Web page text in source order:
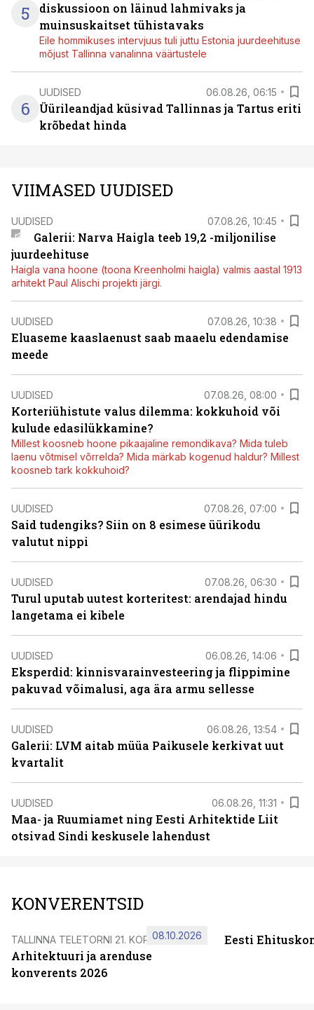
5
diskussioon on läinud lahmivaks ja
muinsuskaitset tühistavaks
Eile hommikuses intervjuus tuli juttu Estonia juurdeehituse
mõjust Tallinna vanalinna väärtustele
6
UUDISED 06.08.26, 06:15
Üürileandjad küsivad Tallinnas ja Tartus eriti
krõbedat hinda
VIIMASED UUDISED
UUDISED 07.08.26, 10:45
Galerii: Narva Haigla teeb 19,2 -miljonilise
juurdeehituse
Haigla vana hoone (toona Kreenholmi haigla) valmis aastal 1913
arhitekt Paul Alischi projekti järgi.
UUDISED 07.08.26, 10:38
Eluaseme kaaslaenust saab maaelu edendamise
meede
UUDISED 07.08.26, 08:00
Korteriühistute valus dilemma: kokkuhoid või
kulude edasilükkamine?
Millest koosneb hoone pikaajaline remondikava? Mida tuleb
laenu võtmisel võrrelda? Mida märkab kogenud haldur? Millest
koosneb tark kokkuhoid?
UUDISED 07.08.26, 07:00
Said tudengiks? Siin on 8 esimese üürikodu
valutut nippi
UUDISED 07.08.26, 06:30
Turul uputab uutest korteritest: arendajad hindu
langetama ei kibele
UUDISED 06.08.26, 14:06
Eksperdid: kinnisvarainvesteering ja flippimine
pakuvad võimalusi, aga ära armu sellesse
UUDISED 06.08.26, 13:54
Galerii: LVM aitab müüa Paikusele kerkivat uut
kvartalit
UUDISED 06.08.26, 11:31
Maa- ja Ruumiamet ning Eesti Arhitektide Liit
otsivad Sindi keskusele lahendust
KONVERENTSID
TALLINNA TELETORNI 21. KORRUSEL
Arhitektuuri ja arenduse
konverents 2026
08.10.2026 Eesti